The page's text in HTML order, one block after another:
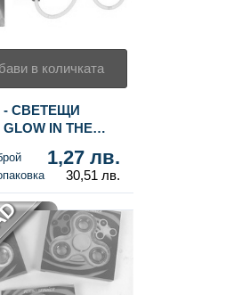
в количката
- СВЕТЕЩИ
IN THE
1,27 лв.
30,51 лв.